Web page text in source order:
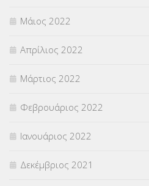
Μάιος 2022
Απρίλιος 2022
Μάρτιος 2022
Φεβρουάριος 2022
Ιανουάριος 2022
Δεκέμβριος 2021